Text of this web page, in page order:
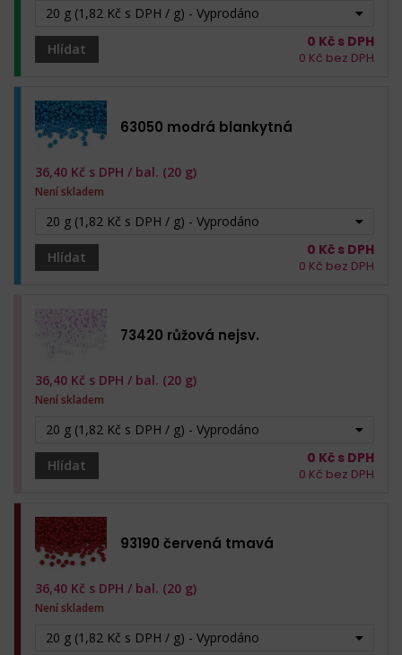
20 g (1,82 Kč s DPH / g) - Vyprodáno
Hlídat 0 Kč s DPH
0 Kč bez DPH
63050 modrá blankytná
20 g (1,82 Kč s DPH / g) - Vyprodáno
Hlídat
36,40 Kč s DPH / bal. (20 g)
Není skladem
0 Kč s DPH
0 Kč bez DPH
73420 růžová nejsv.
20 g (1,82 Kč s DPH / g) - Vyprodáno
Hlídat
36,40 Kč s DPH / bal. (20 g)
Není skladem
0 Kč s DPH
0 Kč bez DPH
93190 červená tmavá
20 g (1,82 Kč s DPH / g) - Vyprodáno
36,40 Kč s DPH / bal. (20 g)
Není skladem